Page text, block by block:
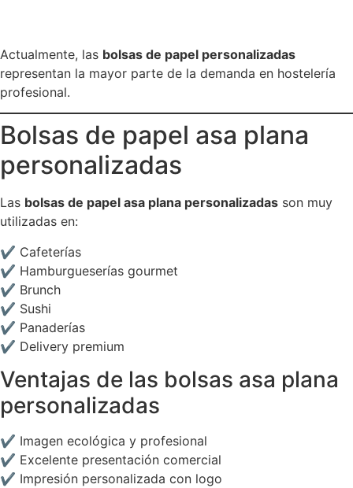
Actualmente, las bolsas de papel personalizadas
representan la mayor parte de la demanda en hostelería
profesional.
Bolsas de papel asa plana
personalizadas
Las bolsas de papel asa plana personalizadas son muy
utilizadas en:
✔ Cafeterías
✔ Hamburgueserías gourmet
✔ Brunch
✔ Sushi
✔ Panaderías
✔ Delivery premium
Ventajas de las bolsas asa plana
personalizadas
✔ Imagen ecológica y profesional
✔ Excelente presentación comercial
✔ Impresión personalizada con logo